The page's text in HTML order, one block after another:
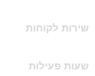
שירות לקוחות
שעות פעילות